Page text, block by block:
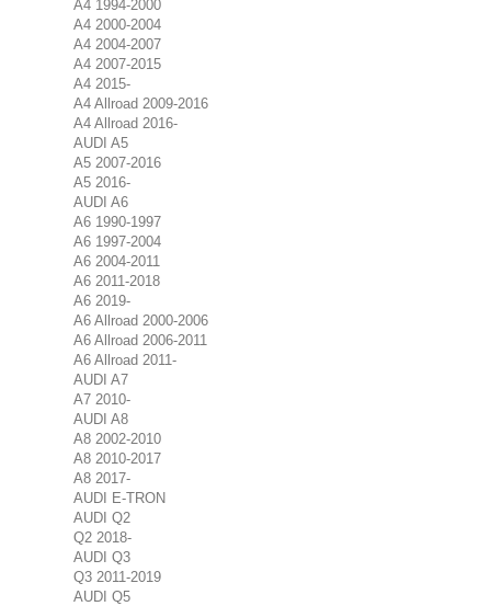
A4 1994-2000
A4 2000-2004
A4 2004-2007
A4 2007-2015
A4 2015-
A4 Allroad 2009-2016
A4 Allroad 2016-
AUDI A5
A5 2007-2016
A5 2016-
AUDI A6
A6 1990-1997
A6 1997-2004
A6 2004-2011
A6 2011-2018
A6 2019-
A6 Allroad 2000-2006
A6 Allroad 2006-2011
A6 Allroad 2011-
AUDI A7
A7 2010-
AUDI A8
A8 2002-2010
A8 2010-2017
A8 2017-
AUDI E-TRON
AUDI Q2
Q2 2018-
AUDI Q3
Q3 2011-2019
AUDI Q5